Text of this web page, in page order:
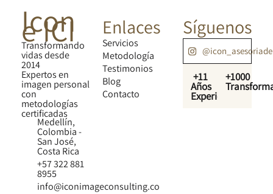
Icon
e ICI
Transformando
vidas desde
2014
Expertos en
imagen personal
con
metodologías
certificadas
Medellín,
Colombia -
San José,
Costa Rica
+57 322 881
8955
info@iconimageconsulting.co
Enlaces
Servicios
Metodología
Testimonios
Blog
Contacto
Síguenos
+11
Años
Experiencia
+1000